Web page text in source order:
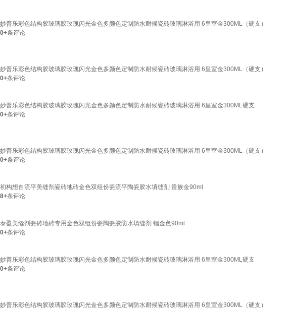
妙普乐彩色结构胶玻璃胶玫瑰闪光金色多颜色定制防水耐候瓷砖玻璃淋浴用 6皇室金300ML（硬支）
0+条评论
妙普乐彩色结构胶玻璃胶玫瑰闪光金色多颜色定制防水耐候瓷砖玻璃淋浴用 6皇室金300ML（硬支）
0+条评论
妙普乐彩色结构胶玻璃胶玫瑰闪光金色多颜色定制防水耐候瓷砖玻璃淋浴用 6皇室金300ML硬支
0+条评论
妙普乐彩色结构胶玻璃胶玫瑰闪光金色多颜色定制防水耐候瓷砖玻璃淋浴用 6皇室金300ML（硬支）
0+条评论
初构想自流平美缝剂瓷砖地砖金色双组份瓷流平陶瓷胶水填缝剂 贵族金90ml
8+条评论
泰盈美缝剂瓷砖地砖专用金色双组份瓷陶瓷胶防水填缝剂 镏金色90ml
0+条评论
妙普乐彩色结构胶玻璃胶玫瑰闪光金色多颜色定制防水耐候瓷砖玻璃淋浴用 6皇室金300ML硬支
0+条评论
妙普乐彩色结构胶玻璃胶玫瑰闪光金色多颜色定制防水耐候瓷砖玻璃淋浴用 6皇室金300ML（硬支）